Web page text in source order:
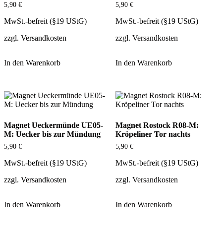
5,90 €
MwSt.-befreit (§19 UStG)
zzgl. Versandkosten
In den Warenkorb
5,90 €
MwSt.-befreit (§19 UStG)
zzgl. Versandkosten
In den Warenkorb
Magnet Ueckermünde UE05-
M: Uecker bis zur Mündung
5,90 €
MwSt.-befreit (§19 UStG)
zzgl. Versandkosten
In den Warenkorb
Magnet Rostock R08-M:
Kröpeliner Tor nachts
5,90 €
MwSt.-befreit (§19 UStG)
zzgl. Versandkosten
In den Warenkorb